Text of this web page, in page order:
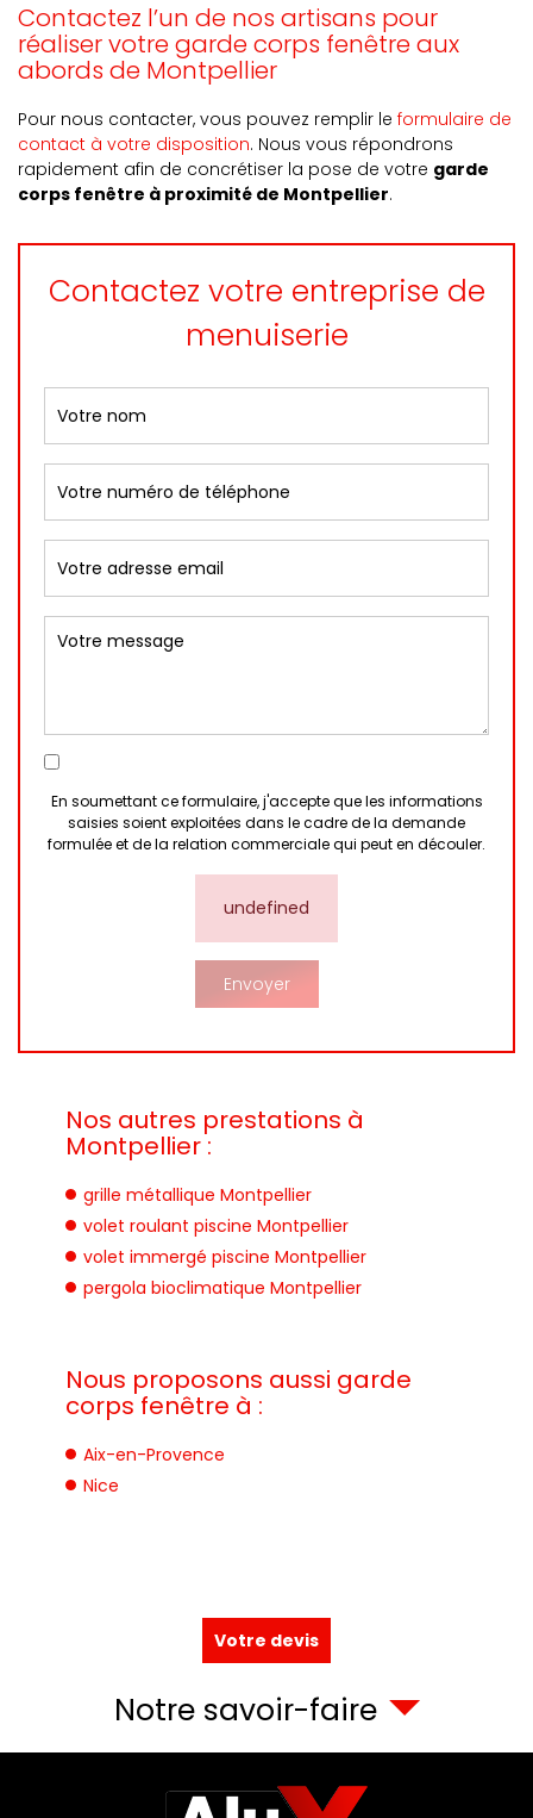
Contactez l’un de nos artisans pour
réaliser votre garde corps fenêtre aux
abords de Montpellier
Pour nous contacter, vous pouvez remplir le formulaire de
contact à votre disposition. Nous vous répondrons
rapidement afin de concrétiser la pose de votre garde
corps fenêtre à proximité de Montpellier.
Contactez votre entreprise de
menuiserie
En soumettant ce formulaire, j'accepte que les informations
saisies soient exploitées dans le cadre de la demande
formulée et de la relation commerciale qui peut en découler.
undefined
Nos autres prestations à
Montpellier :
grille métallique Montpellier
volet roulant piscine Montpellier
volet immergé piscine Montpellier
pergola bioclimatique Montpellier
Nous proposons aussi garde
corps fenêtre à :
Aix-en-Provence
Nice
Votre devis
Notre savoir-faire